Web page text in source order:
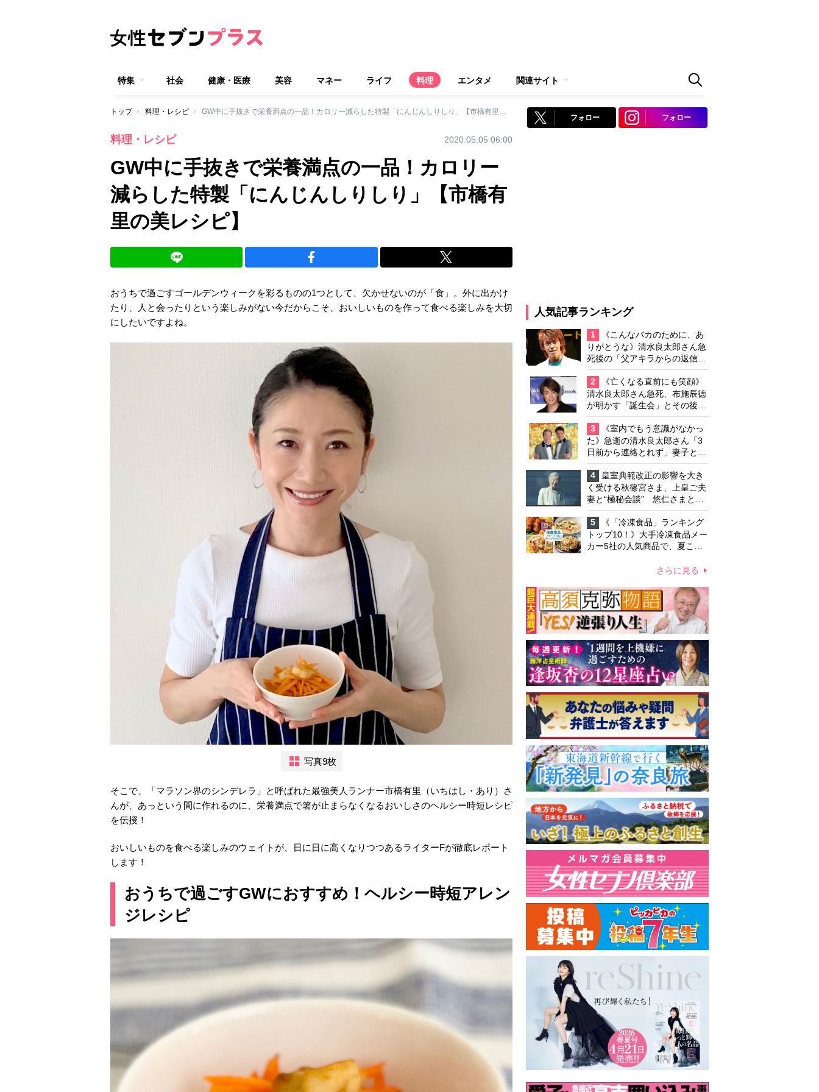
特集 社会 健康・医療 美容 マネー ライフ 料理 エンタメ 関連サイト
トップ 料理・レシピ GW中に手抜きで栄養満点の一品！カロリー減らした特製「にんじんしりしり」【市橋有里の美レシピ】
料理・レシピ 2020.05.05 06:00
GW中に手抜きで栄養満点の一品！カロリー
減らした特製「にんじんしりしり」【市橋有
里の美レシピ】
おうちで過ごすゴールデンウィークを彩るものの1つとして、欠かせないのが「食」。外に出かけ
たり、人と会ったりという楽しみがない今だからこそ、おいしいものを作って食べる楽しみを大切
にしたいですよね。
写真9枚
そこで、「マラソン界のシンデレラ」と呼ばれた最強美人ランナー市橋有里（いちはし・あり）さ
んが、あっという間に作れるのに、栄養満点で箸が止まらなくなるおいしさのヘルシー時短レシピ
を伝授！
おいしいものを食べる楽しみのウェイトが、日に日に高くなりつつあるライターFが徹底レポート
します！
おうちで過ごすGWにおすすめ！ヘルシー時短アレン
ジレシピ
フォロー フォロー
人気記事ランキング
1
《こんなバカのために、あ
りがとうな》清水良太郎さん急
死後の「父アキラからの返信」
布施辰徳が涙で明かす「順番が
違う」
2
《亡くなる直前にも笑顔》
清水良太郎さん急死、布施辰徳
が明かす「誕生会」とその後の
メッセージ
3
《室内でもう意識がなかっ
た》急逝の清水良太郎さん「3
日前から連絡とれず」妻子とは
別居で孤独を感じていた
4
皇室典範改正の影響を大き
く受ける秋篠宮さま、上皇ご夫
妻と“極秘会談” 悠仁さまと佳
子さまの結婚を含めた将来や皇
室の伝統のあり方をご相談か
5
《「冷凍食品」ランキング
トップ10！》大手冷凍食品メー
カー5社の人気商品で、夏こそ
さらに見る